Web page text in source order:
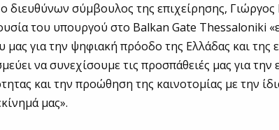
διευθύνων σύμβουλος της επιχείρησης,
του υπουργού στο Balkan Gate Thessaloniki
μας για την ψηφιακή πρόοδο της Ελλάδας και της
να συνεχίσουμε τις προσπάθειές μας για την
και την προώθηση της καινοτομίας με την
μας».